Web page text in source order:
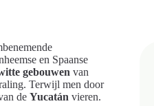
en Spaanse
gebouwen van
Terwijl men door
de Yucatán vieren.